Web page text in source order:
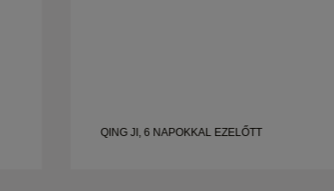
QING JI, 6 NAPOKKAL EZELŐTT